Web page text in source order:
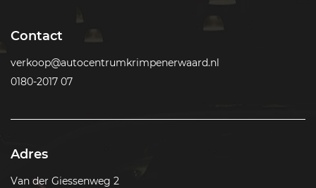
Contact
verkoop@autocentrumkrimpenerwaard.nl
0180-2017 07
Adres
Van der Giessenweg 2